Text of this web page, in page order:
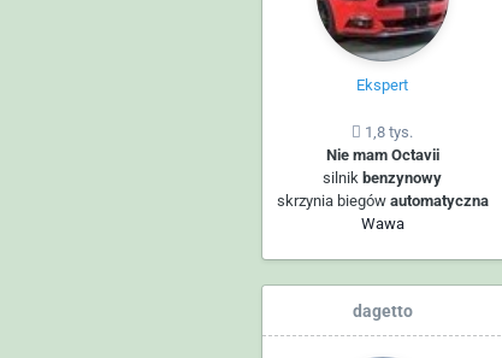
Ekspert
1,8 tys.
Nie mam Octavii
silnik benzynowy
skrzynia biegów automatyczna
Wawa
dagetto